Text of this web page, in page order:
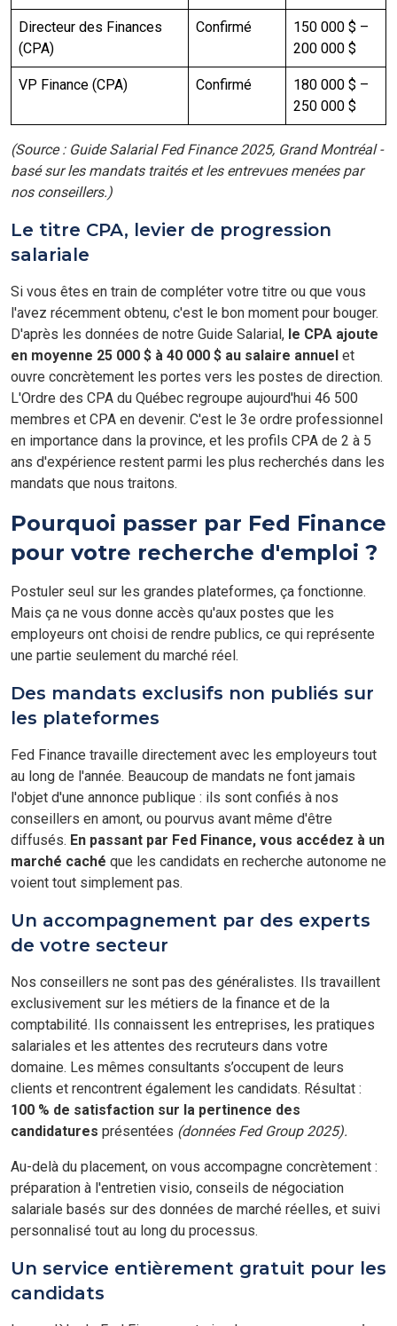
Directeur des Finances
(CPA)
Confirmé
150 000 $ –
200 000 $
VP Finance (CPA) Confirmé
180 000 $ –
250 000 $
(Source : Guide Salarial Fed Finance 2025, Grand Montréal -
basé sur les mandats traités et les entrevues menées par
nos conseillers.)
Le titre CPA, levier de progression
salariale
Si vous êtes en train de compléter votre titre ou que vous
l'avez récemment obtenu, c'est le bon moment pour bouger.
D'après les données de notre Guide Salarial, le CPA ajoute
en moyenne 25 000 $ à 40 000 $ au salaire annuel et
ouvre concrètement les portes vers les postes de direction.
L'Ordre des CPA du Québec regroupe aujourd'hui 46 500
membres et CPA en devenir. C'est le 3e ordre professionnel
en importance dans la province, et les profils CPA de 2 à 5
ans d'expérience restent parmi les plus recherchés dans les
mandats que nous traitons.
Pourquoi passer par Fed Finance
pour votre recherche d'emploi ?
Postuler seul sur les grandes plateformes, ça fonctionne.
Mais ça ne vous donne accès qu'aux postes que les
employeurs ont choisi de rendre publics, ce qui représente
une partie seulement du marché réel.
Des mandats exclusifs non publiés sur
les plateformes
Fed Finance travaille directement avec les employeurs tout
au long de l'année. Beaucoup de mandats ne font jamais
l'objet d'une annonce publique : ils sont confiés à nos
conseillers en amont, ou pourvus avant même d'être
diffusés. En passant par Fed Finance, vous accédez à un
marché caché que les candidats en recherche autonome ne
voient tout simplement pas.
Un accompagnement par des experts
de votre secteur
Nos conseillers ne sont pas des généralistes. Ils travaillent
exclusivement sur les métiers de la finance et de la
comptabilité. Ils connaissent les entreprises, les pratiques
salariales et les attentes des recruteurs dans votre
domaine. Les mêmes consultants s’occupent de leurs
clients et rencontrent également les candidats. Résultat :
100 % de satisfaction sur la pertinence des
candidatures présentées (données Fed Group 2025).
Au-delà du placement, on vous accompagne concrètement :
préparation à l'entretien visio, conseils de négociation
salariale basés sur des données de marché réelles, et suivi
personnalisé tout au long du processus.
Un service entièrement gratuit pour les
candidats